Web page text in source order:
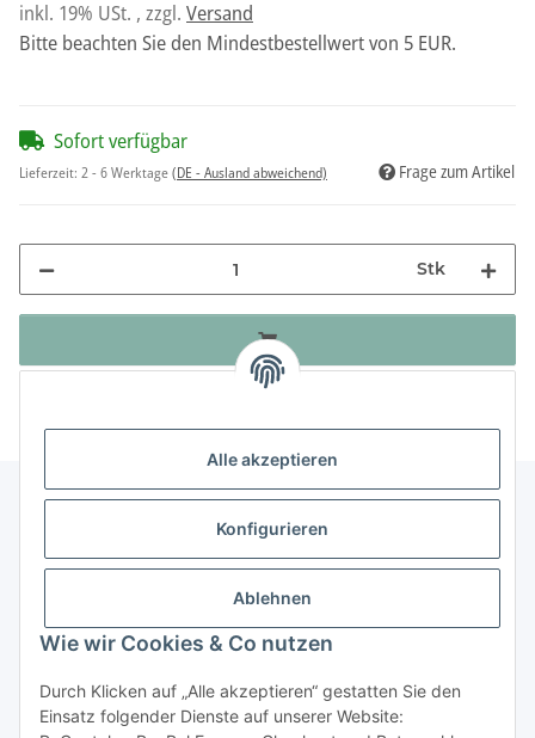
Alle akzeptieren
Konfigurieren
Ablehnen
Wie wir Cookies & Co nutzen
Durch Klicken auf „Alle akzeptieren“ gestatten Sie den
Einsatz folgender Dienste auf unserer Website:
inkl. 19% USt. , zzgl. Versand
Bitte beachten Sie den Mindestbestellwert von 5 EUR.
Sofort verfügbar
Lieferzeit: 2 - 6 Werktage(DE - Ausland abweichend) Frage zum Artikel
Stk
Informationen
Gesetzliche Informationen
Vertrag widerrufen